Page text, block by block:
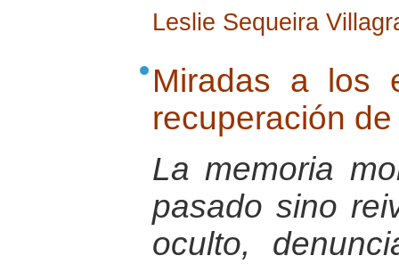
Leslie Sequeira
Miradas a los
recuperación
La memoria
pasado sino
oculto,